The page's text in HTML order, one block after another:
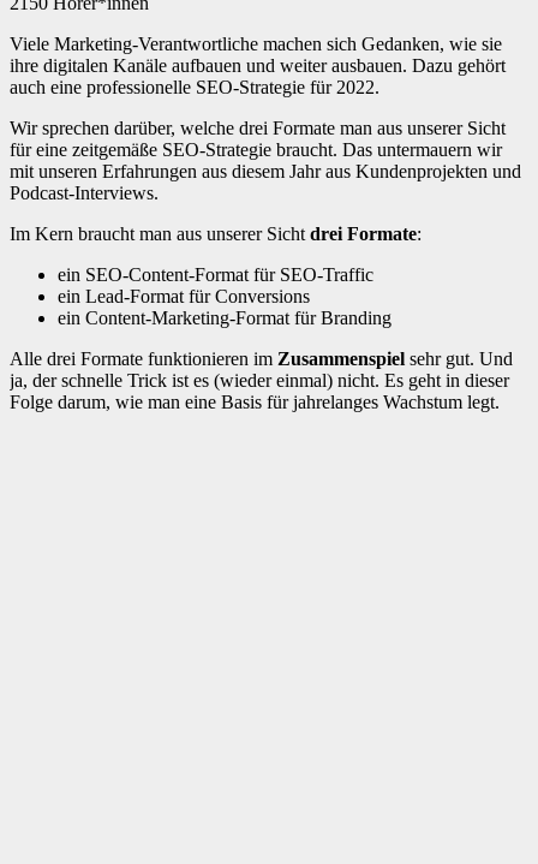
Viele Marketing-Verantwortliche machen sich Gedanken, wie sie
ihre digitalen Kanäle aufbauen und weiter ausbauen. Dazu gehört
auch eine professionelle SEO-Strategie für 2022.
Wir sprechen darüber, welche drei Formate man aus unserer Sicht
für eine zeitgemäße SEO-Strategie braucht. Das untermauern wir
mit unseren Erfahrungen aus diesem Jahr aus Kundenprojekten und
Podcast-Interviews.
Im Kern braucht man aus unserer Sicht drei Formate:
ein SEO-Content-Format für SEO-Traffic
ein Lead-Format für Conversions
ein Content-Marketing-Format für Branding
Alle drei Formate funktionieren im Zusammenspiel sehr gut. Und
ja, der schnelle Trick ist es (wieder einmal) nicht. Es geht in dieser
Folge darum, wie man eine Basis für jahrelanges Wachstum legt.